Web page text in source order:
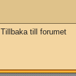
Tillbaka till forumet